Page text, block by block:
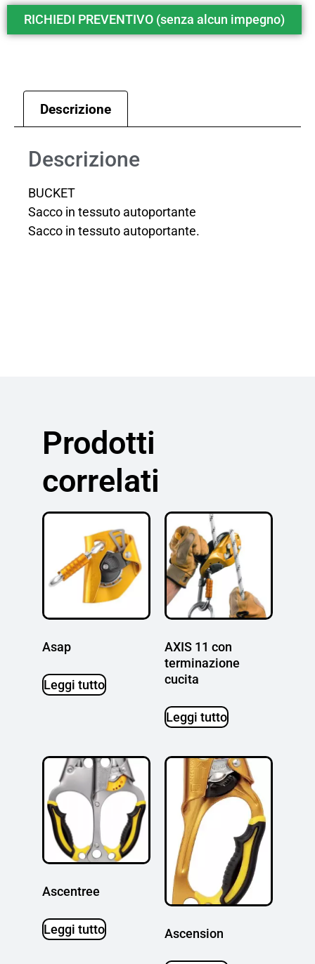
RICHIEDI PREVENTIVO (senza alcun impegno)
Descrizione
Descrizione
BUCKET
Sacco in tessuto autoportante
Sacco in tessuto autoportante.
Prodotti
correlati
Asap
Leggi tutto
AXIS 11 con
terminazione
cucita
Leggi tutto
Ascentree
Leggi tutto Ascension